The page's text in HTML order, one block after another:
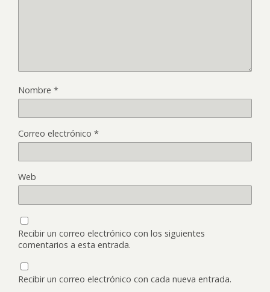
Nombre *
Correo electrónico *
Web
Recibir un correo electrónico con los siguientes
comentarios a esta entrada.
Recibir un correo electrónico con cada nueva entrada.